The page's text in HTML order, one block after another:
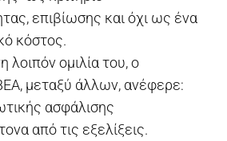
επιβίωσης και όχι ως ένα
κόστος.
λοιπόν ομιλία του, ο
μεταξύ άλλων, ανέφερε:
ασφάλισης
από τις εξελίξεις.